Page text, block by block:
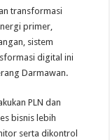
transformasi
primer,
sistem
digital ini
Darmawan.
PLN dan
bisnis lebih
serta dikontrol